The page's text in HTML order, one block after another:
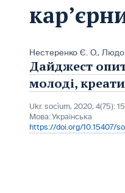
Нестеренко Є. О.,
Дайджест
молоді,
Ukr. socìum, 2020, 4(75):
Мова:Українська
https://doi.org/10.15407/